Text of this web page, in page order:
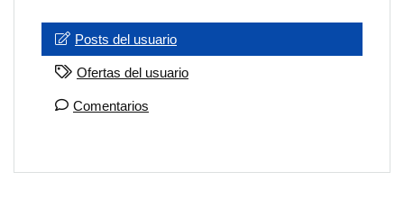
Posts del usuario
Ofertas del usuario
Comentarios